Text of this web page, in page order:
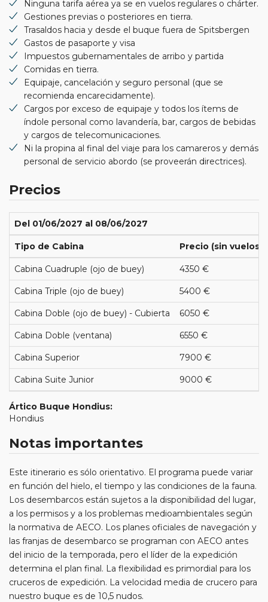
Ninguna tarifa aérea ya se en vuelos regulares o chárter.
Gestiones previas o posteriores en tierra.
Trasaldos hacia y desde el buque fuera de Spitsbergen
Gastos de pasaporte y visa
Impuestos gubernamentales de arribo y partida
Comidas en tierra.
Equipaje, cancelación y seguro personal (que se
recomienda encarecidamente).
Cargos por exceso de equipaje y todos los ítems de
índole personal como lavandería, bar, cargos de bebidas
y cargos de telecomunicaciones.
Ni la propina al final del viaje para los camareros y demás
personal de servicio abordo (se proveerán directrices).
Precios
Del 01/06/2027 al 08/06/2027
Tipo de Cabina Precio (sin vuelos)
Cabina Cuadruple (ojo de buey) 4350 €
Cabina Triple (ojo de buey) 5400 €
Cabina Doble (ojo de buey) - Cubierta 6050 €
Cabina Doble (ventana) 6550 €
Cabina Superior 7900 €
Cabina Suite Junior 9000 €
Ártico Buque Hondius:
Hondius
Notas importantes
Este itinerario es sólo orientativo. El programa puede variar
en función del hielo, el tiempo y las condiciones de la fauna.
Los desembarcos están sujetos a la disponibilidad del lugar,
a los permisos y a los problemas medioambientales según
la normativa de AECO. Los planes oficiales de navegación y
las franjas de desembarco se programan con AECO antes
del inicio de la temporada, pero el líder de la expedición
determina el plan final. La flexibilidad es primordial para los
cruceros de expedición. La velocidad media de crucero para
nuestro buque es de 10,5 nudos.